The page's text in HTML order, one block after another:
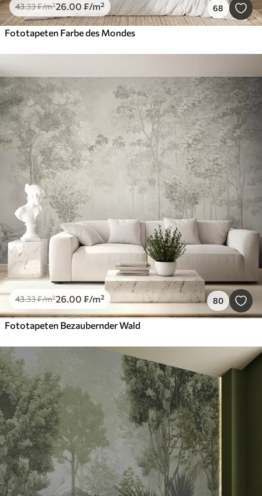
43.33₣/m²26.00 ₣/m² 68
Fototapeten Farbe des Mondes
43.33₣/m²26.00 ₣/m² 80
Fototapeten Bezaubernder Wald